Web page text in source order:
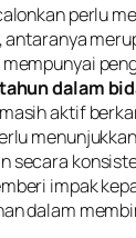
perlu
dalam
aktif
secara
impak
dalam